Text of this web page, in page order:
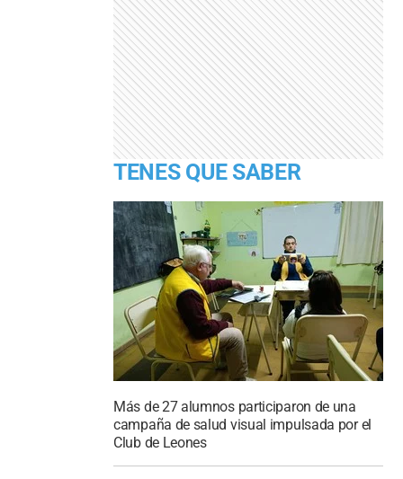
TENES QUE SABER
Más de 27 alumnos participaron de una
campaña de salud visual impulsada por el
Club de Leones